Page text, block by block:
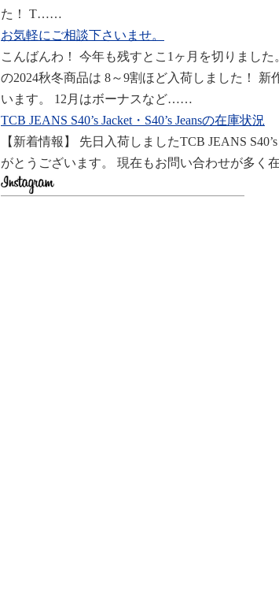
た！ T……
お気軽にご相談下さいませ。
こんばんわ！ 今年も残すとこ1ヶ月を切りまし
の2024秋冬商品は 8～9割ほど入荷しました！
います。 12月はボーナスなど……
TCB JEANS S40’s Jacket・S40’s Jeansの在庫状況
【新着情報】 先日入荷しましたTCB JEANS
がとうございます。 現在もお問い合わせが多